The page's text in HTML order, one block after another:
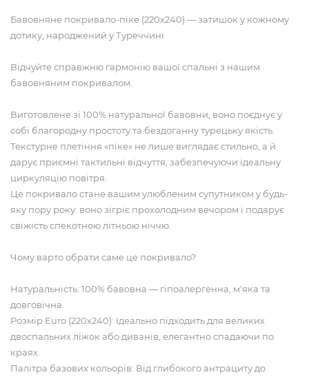
Бавовняне покривало-піке (220х240) — затишок у кожному
дотику, народжений у Туреччині
Відчуйте справжню гармонію вашої спальні з нашим
бавовняним покривалом.
Виготовлене зі 100% натуральної бавовни, воно поєднує у
собі благородну простоту та бездоганну турецьку якість.
Текстурне плетіння «піке» не лише виглядає стильно, а й
дарує приємні тактильні відчуття, забезпечуючи ідеальну
циркуляцію повітря.
Це покривало стане вашим улюбленим супутником у будь-
яку пору року: воно зігріє прохолодним вечором і подарує
свіжість спекотною літньою ніччю.
Чому варто обрати саме це покривало?
Натуральність: 100% бавовна — гіпоалергенна, м'яка та
довговічна.
Розмір Euro (220х240): Ідеально підходить для великих
двоспальних ліжок або диванів, елегантно спадаючи по
краях.
Палітра базових кольорів: Від глибокого антрациту до